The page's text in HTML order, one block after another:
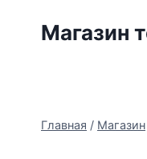
Магазин
Главная / Магазин